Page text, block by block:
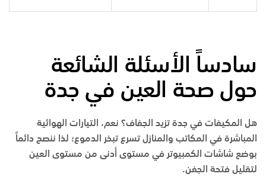
سادساً الأسئلة الشائعة
حول صحة العين في جدة
هل المكيفات في جدة تزيد الجفاف؟ نعم، التيارات الهوائية
المباشرة في المكاتب والمنازل تسرع تبخر الدموع؛ لذا ننصح دائماً
بوضع شاشات الكمبيوتر في مستوى أدنى من مستوى العين
لتقليل فتحة الجفن.